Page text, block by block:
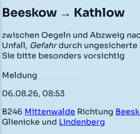
Beeskow → Kathlow
zwischen Oegeln und Abzweig
Unfall, Gefahrdurch ungesicherte
Sie bitte besonders vorsichtig
Meldung
06.08.26, 08:53
B246 Mittenwalde Richtung
Glienicke und Lindenberg